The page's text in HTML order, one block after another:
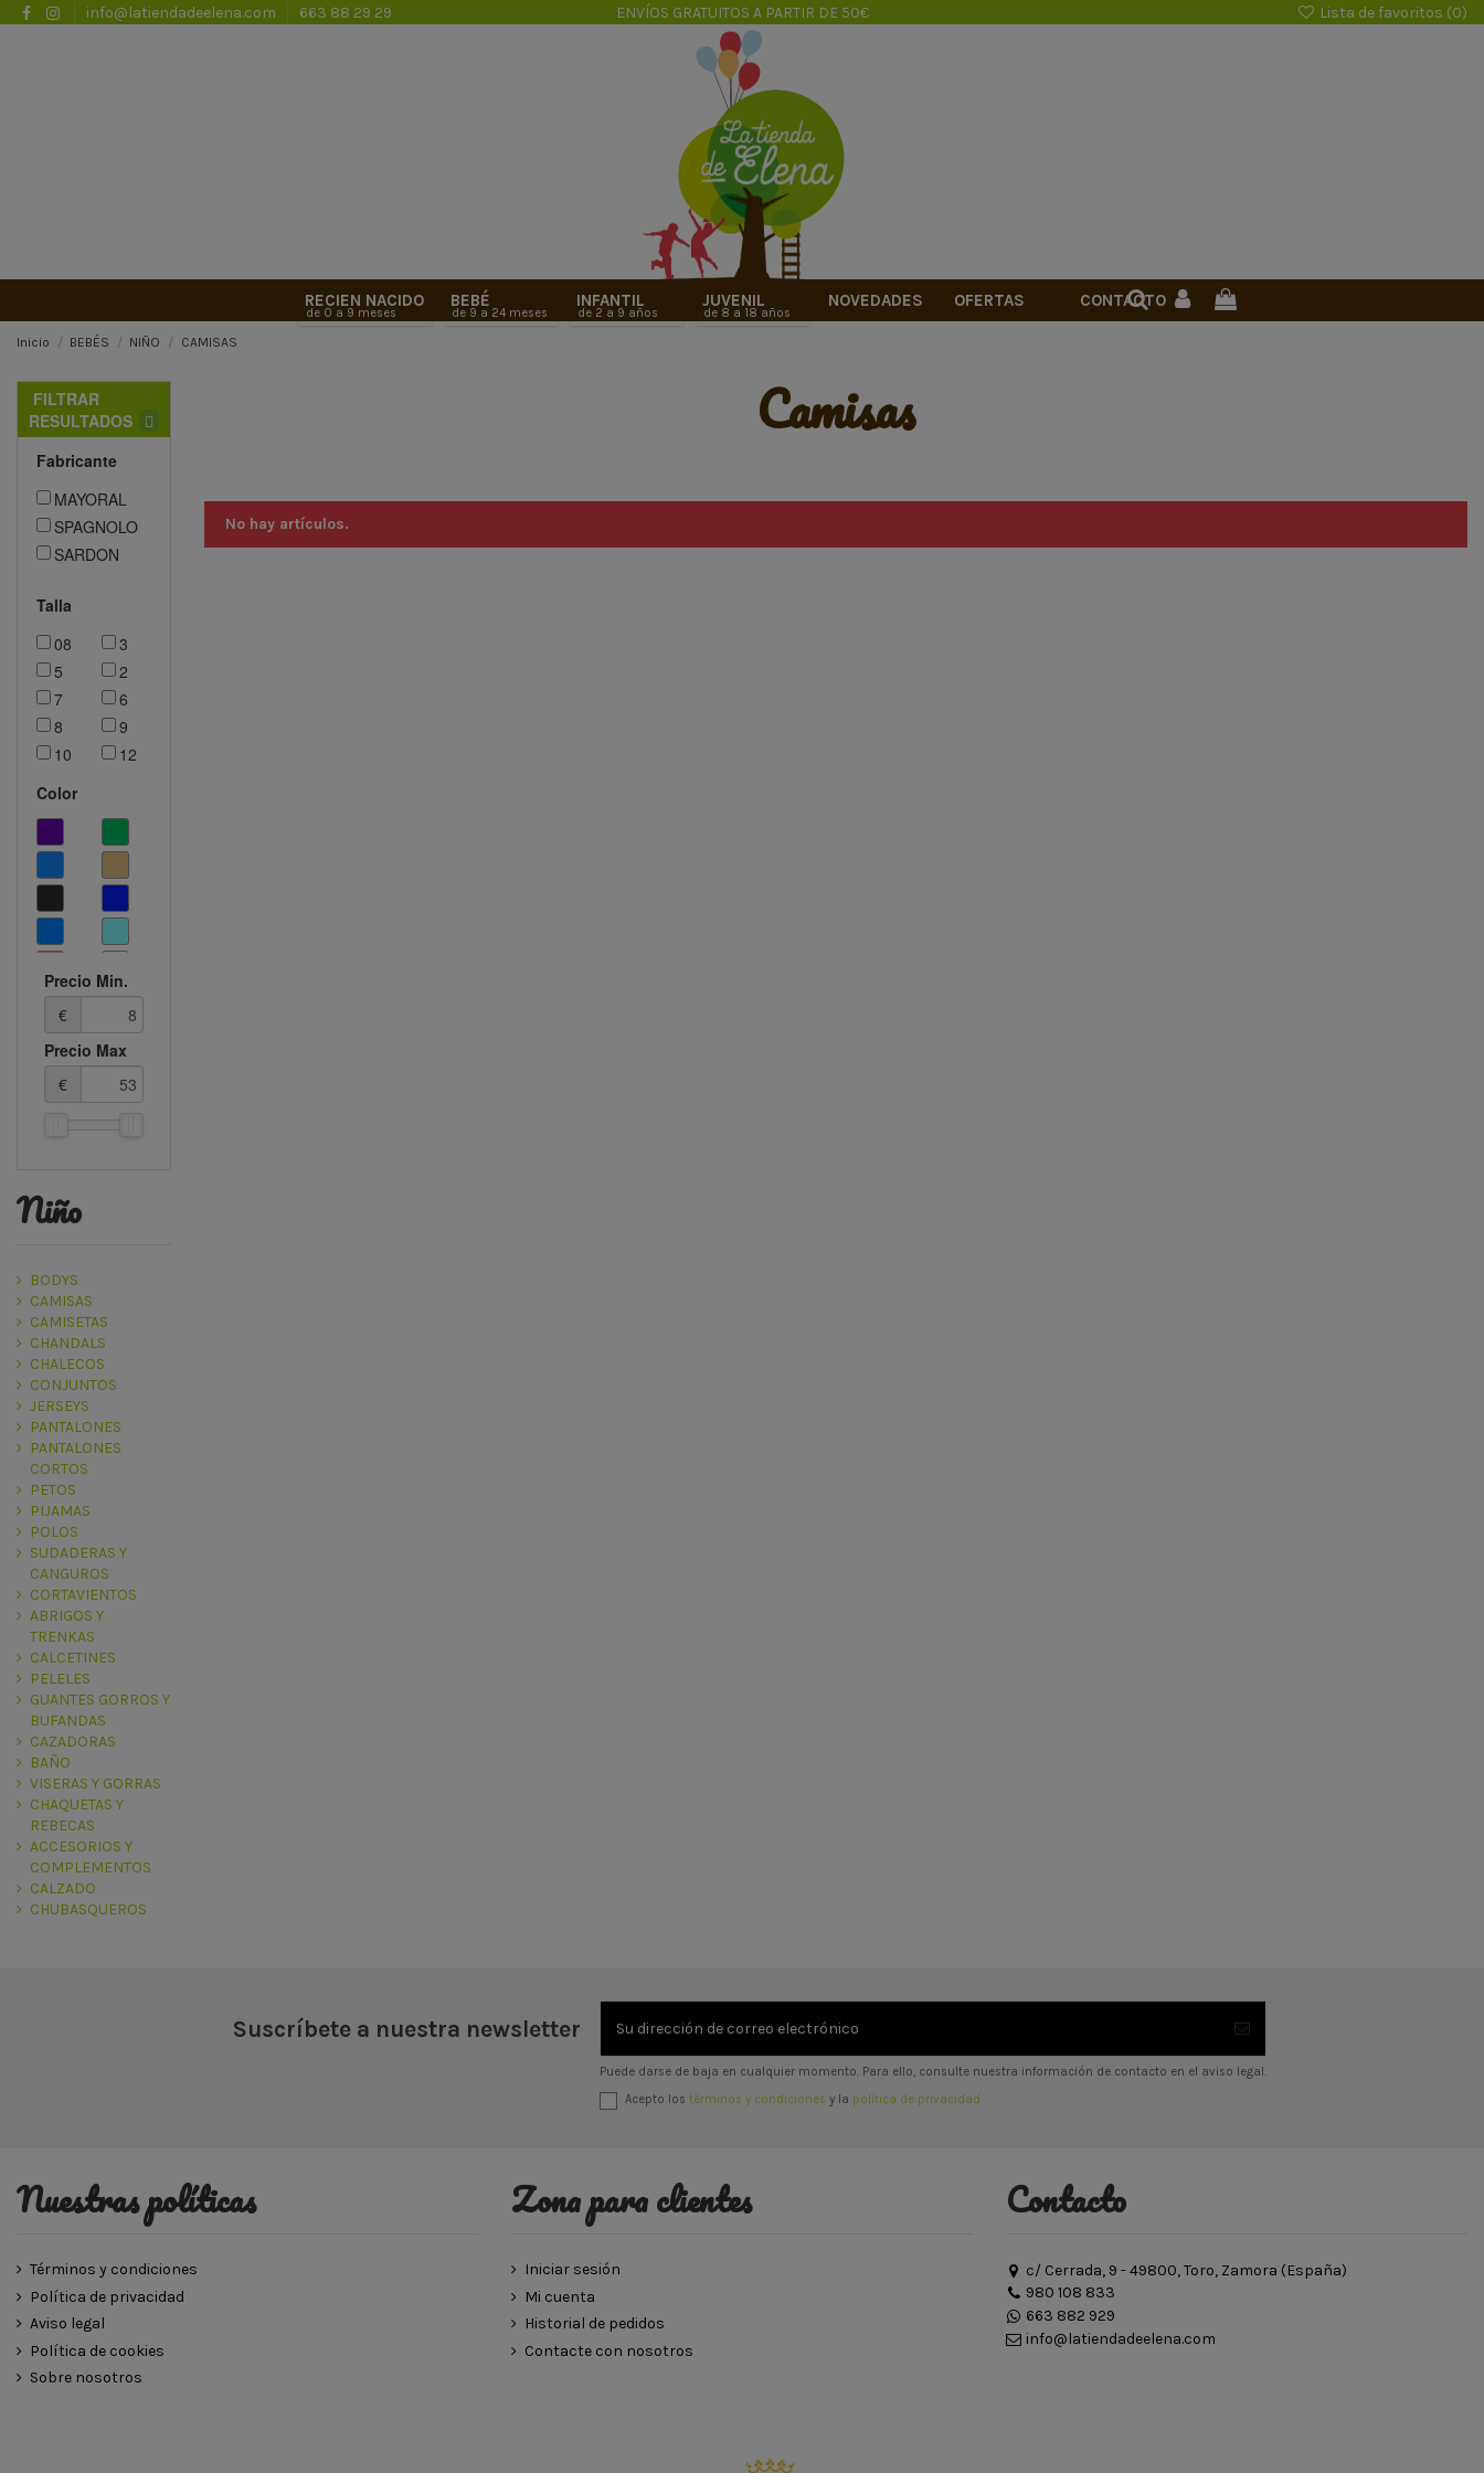
info@latiendadeelena.com 663 88 29 29 ENVÍOS GRATUITOS A PARTIR DE 50€ Lista de favoritos (0)
RECIEN NACIDO
de 0 a 9 meses
BEBÉ
de 9 a 24 meses
INFANTIL
de 2 a 9 años
JUVENIL
de 8 a 18 años
NOVEDADES OFERTAS CONTACTO
Inicio BEBÉS NIÑO CAMISAS
camisas
No hay artículos.
FILTRAR
RESULTADOS
Fabricante
MAYORAL
SPAGNOLO
SARDON
Talla
08
5
7
8
10
14
6M
07
4
3
2
6
9
12
4-6
6-9
12M
Color
Precio Min.
€
Precio Max
€
niño
BODYS
CAMISAS
CAMISETAS
CHANDALS
CHALECOS
CONJUNTOS
JERSEYS
PANTALONES
PANTALONES
CORTOS
PETOS
PIJAMAS
POLOS
SUDADERAS Y
CANGUROS
CORTAVIENTOS
ABRIGOS Y
TRENKAS
CALCETINES
PELELES
GUANTES GORROS Y
BUFANDAS
CAZADORAS
BAÑO
VISERAS Y GORRAS
CHAQUETAS Y
REBECAS
ACCESORIOS Y
COMPLEMENTOS
CALZADO
CHUBASQUEROS
Suscríbete a nuestra newsletter
Puede darse de baja en cualquier momento. Para ello, consulte nuestra información de contacto en el aviso legal.
Acepto los términos y condiciones y la política de privacidad
Nuestras políticas
Términos y condiciones
Política de privacidad
Aviso legal
Política de cookies
Sobre nosotros
Zona para clientes
Iniciar sesión
Mi cuenta
Historial de pedidos
Contacte con nosotros
Contacto
c/ Cerrada, 9 - 49800, Toro, Zamora (España)
980 108 833
663 882 929
info@latiendadeelena.com